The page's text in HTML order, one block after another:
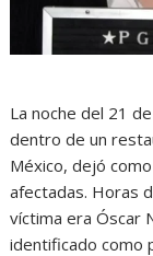
La noche del 21
dentro de un
México, dejó
afectadas. Horas
víctima era Óscar
identificado como